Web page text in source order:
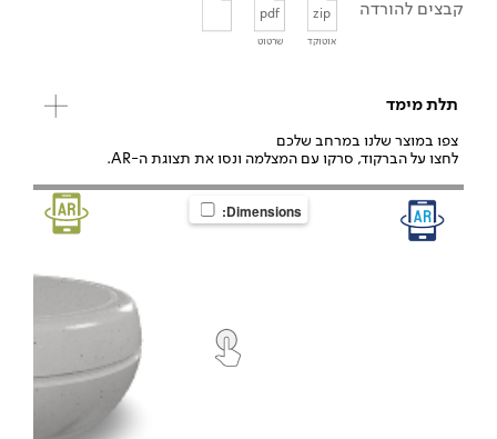
קבצים להורדה zip
אוטוקד
pdf
שרטוט
תלת מימד
צפו במוצר שלנו במרחב שלכם
לחצו על הברקוד, סרקו עם המצלמה ונסו את תצוגת ה-AR.
Dimensions: